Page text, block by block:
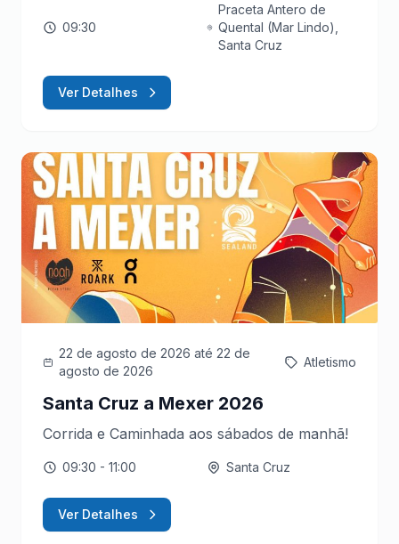
09:30
Praceta Antero de
Quental (Mar Lindo),
Santa Cruz
Ver Detalhes
22 de agosto de 2026 até 22 de
agosto de 2026
Atletismo
Santa Cruz a Mexer 2026
Corrida e Caminhada aos sábados de manhã!
09:30 - 11:00 Santa Cruz
Ver Detalhes